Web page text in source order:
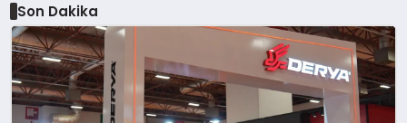
Son Dakika